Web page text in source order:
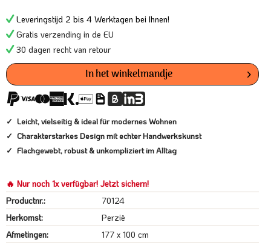
Leveringstijd 2 bis 4 Werktagen bei Ihnen!
Gratis verzending in de EU
30 dagen recht van retour
In het winkelmandje
Leicht, vielseitig & ideal für modernes Wohnen
Charakterstarkes Design mit echter Handwerkskunst
Flachgewebt, robust & unkompliziert im Alltag
🔥 Nur noch 1x verfügbar! Jetzt sichern!
Productnr.:
70124
Herkomst:
Perzië
Afmetingen:
177 x 100 cm